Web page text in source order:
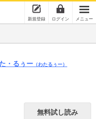
新規登録 ログイン メニュー
・るぅー （わたるぅー）
無料試し読み